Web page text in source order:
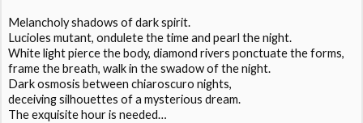
Melancholy shadows of dark spirit.
Lucioles mutant, ondulete the time and pearl the night.
White light pierce the body, diamond rivers ponctuate the forms,
frame the breath, walk in the swadow of the night.
Dark osmosis between chiaroscuro nights,
deceiving silhouettes of a mysterious dream.
The exquisite hour is needed…